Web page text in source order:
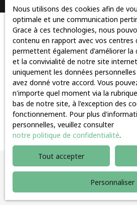
Pertinence
Trier par
Aucun
Vous ne
la propriété de
Nous utilisons des cookies afin de
optimale et une communication
Grace à ces technologies, nous
contenu en rapport avec vos centres
permettent également d'améliorer la
et la convivialité de notre site
uniquement les données
avez donné votre accord. Vous
n'importe quel moment via la
bas de notre site, à l'exception des
fonctionnement. Pour plus
personnelles, veuillez consulter
notre politique de confidentialité.
Tout accepter
Personnaliser